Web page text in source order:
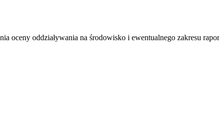
oddziaływania na środowisko i ewentualnego zakresu